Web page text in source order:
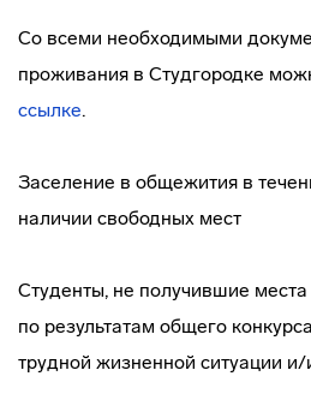
Со всеми необходимыми
проживания в Студгородке
ссылке.
Заселение в общежития в
наличии свободных мест
Студенты, не получившие
по результатам общего
трудной жизненной ситуации